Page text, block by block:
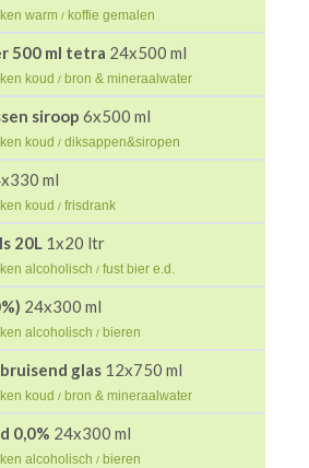
warm / koffie gemalen
500 ml tetra 24x500 ml
koud / bron & mineraalwater
siroop 6x500 ml
koud / diksappen&siropen
ml
koud / frisdrank
20L 1x20 ltr
alcoholisch / fust bier e.d.
24x300 ml
alcoholisch / bieren
glas 12x750 ml
koud / bron & mineraalwater
0,0% 24x300 ml
alcoholisch / bieren